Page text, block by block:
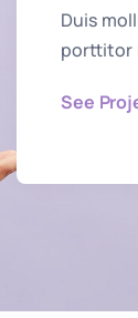
Duis
porttitor
See